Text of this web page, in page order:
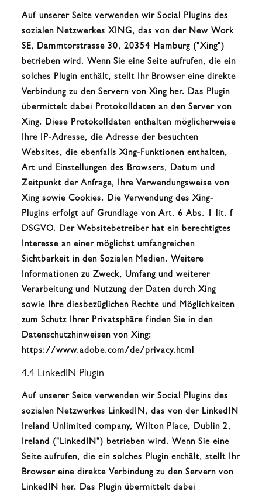
Auf unserer Seite verwenden wir Social Plugins des
sozialen Netzwerkes XING, das von der New Work
SE, Dammtorstrasse 30, 20354 Hamburg ("Xing")
betrieben wird. Wenn Sie eine Seite aufrufen, die ein
solches Plugin enthält, stellt Ihr Browser eine direkte
Verbindung zu den Servern von Xing her. Das Plugin
übermittelt dabei Protokolldaten an den Server von
Xing. Diese Protokolldaten enthalten möglicherweise
Ihre IP-Adresse, die Adresse der besuchten
Websites, die ebenfalls Xing-Funktionen enthalten,
Art und Einstellungen des Browsers, Datum und
Zeitpunkt der Anfrage, Ihre Verwendungsweise von
Xing sowie Cookies. Die Verwendung des Xing-
Plugins erfolgt auf Grundlage von Art. 6 Abs. 1 lit. f
DSGVO. Der Websitebetreiber hat ein berechtigtes
Interesse an einer möglichst umfangreichen
Sichtbarkeit in den Sozialen Medien. Weitere
Informationen zu Zweck, Umfang und weiterer
Verarbeitung und Nutzung der Daten durch Xing
sowie Ihre diesbezüglichen Rechte und Möglichkeiten
zum Schutz Ihrer Privatsphäre finden Sie in den
Datenschutzhinweisen von Xing:
https://www.adobe.com/de/privacy.html
4.4 LinkedIN Plugin
Auf unserer Seite verwenden wir Social Plugins des
sozialen Netzwerkes LinkedIN, das von der LinkedIN
Ireland Unlimited company, Wilton Place, Dublin 2,
Ireland ("LinkedIN") betrieben wird. Wenn Sie eine
Seite aufrufen, die ein solches Plugin enthält, stellt Ihr
Browser eine direkte Verbindung zu den Servern von
LinkedIN her. Das Plugin übermittelt dabei